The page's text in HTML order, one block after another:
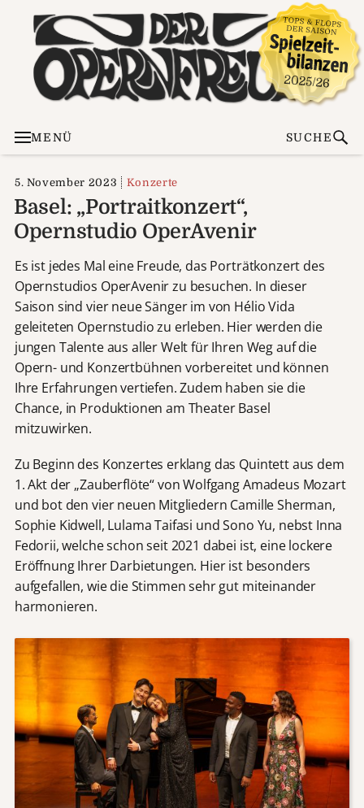
MENÜ SUCHE
5. November 2023 Konzerte
Basel: „Portraitkonzert“,
Opernstudio OperAvenir
Es ist jedes Mal eine Freude, das Porträtkonzert des
Opernstudios OperAvenir zu besuchen. In dieser
Saison sind vier neue Sänger im von Hélio Vida
geleiteten Opernstudio zu erleben. Hier werden die
jungen Talente aus aller Welt für Ihren Weg auf die
Opern- und Konzertbühnen vorbereitet und können
Ihre Erfahrungen vertiefen. Zudem haben sie die
Chance, in Produktionen am Theater Basel
mitzuwirken.
Zu Beginn des Konzertes erklang das Quintett aus dem
1. Akt der „Zauberflöte“ von Wolfgang Amadeus Mozart
und bot den vier neuen Mitgliedern Camille Sherman,
Sophie Kidwell, Lulama Taifasi und Sono Yu, nebst Inna
Fedorii, welche schon seit 2021 dabei ist, eine lockere
Eröffnung Ihrer Darbietungen. Hier ist besonders
aufgefallen, wie die Stimmen sehr gut miteinander
harmonieren.